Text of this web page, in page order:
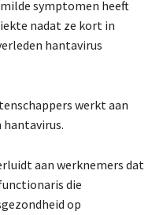
milde symptomen heeft
nadat ze kort in
hantavirus
werkt aan
hantavirus.
aan werknemers dat
die
op